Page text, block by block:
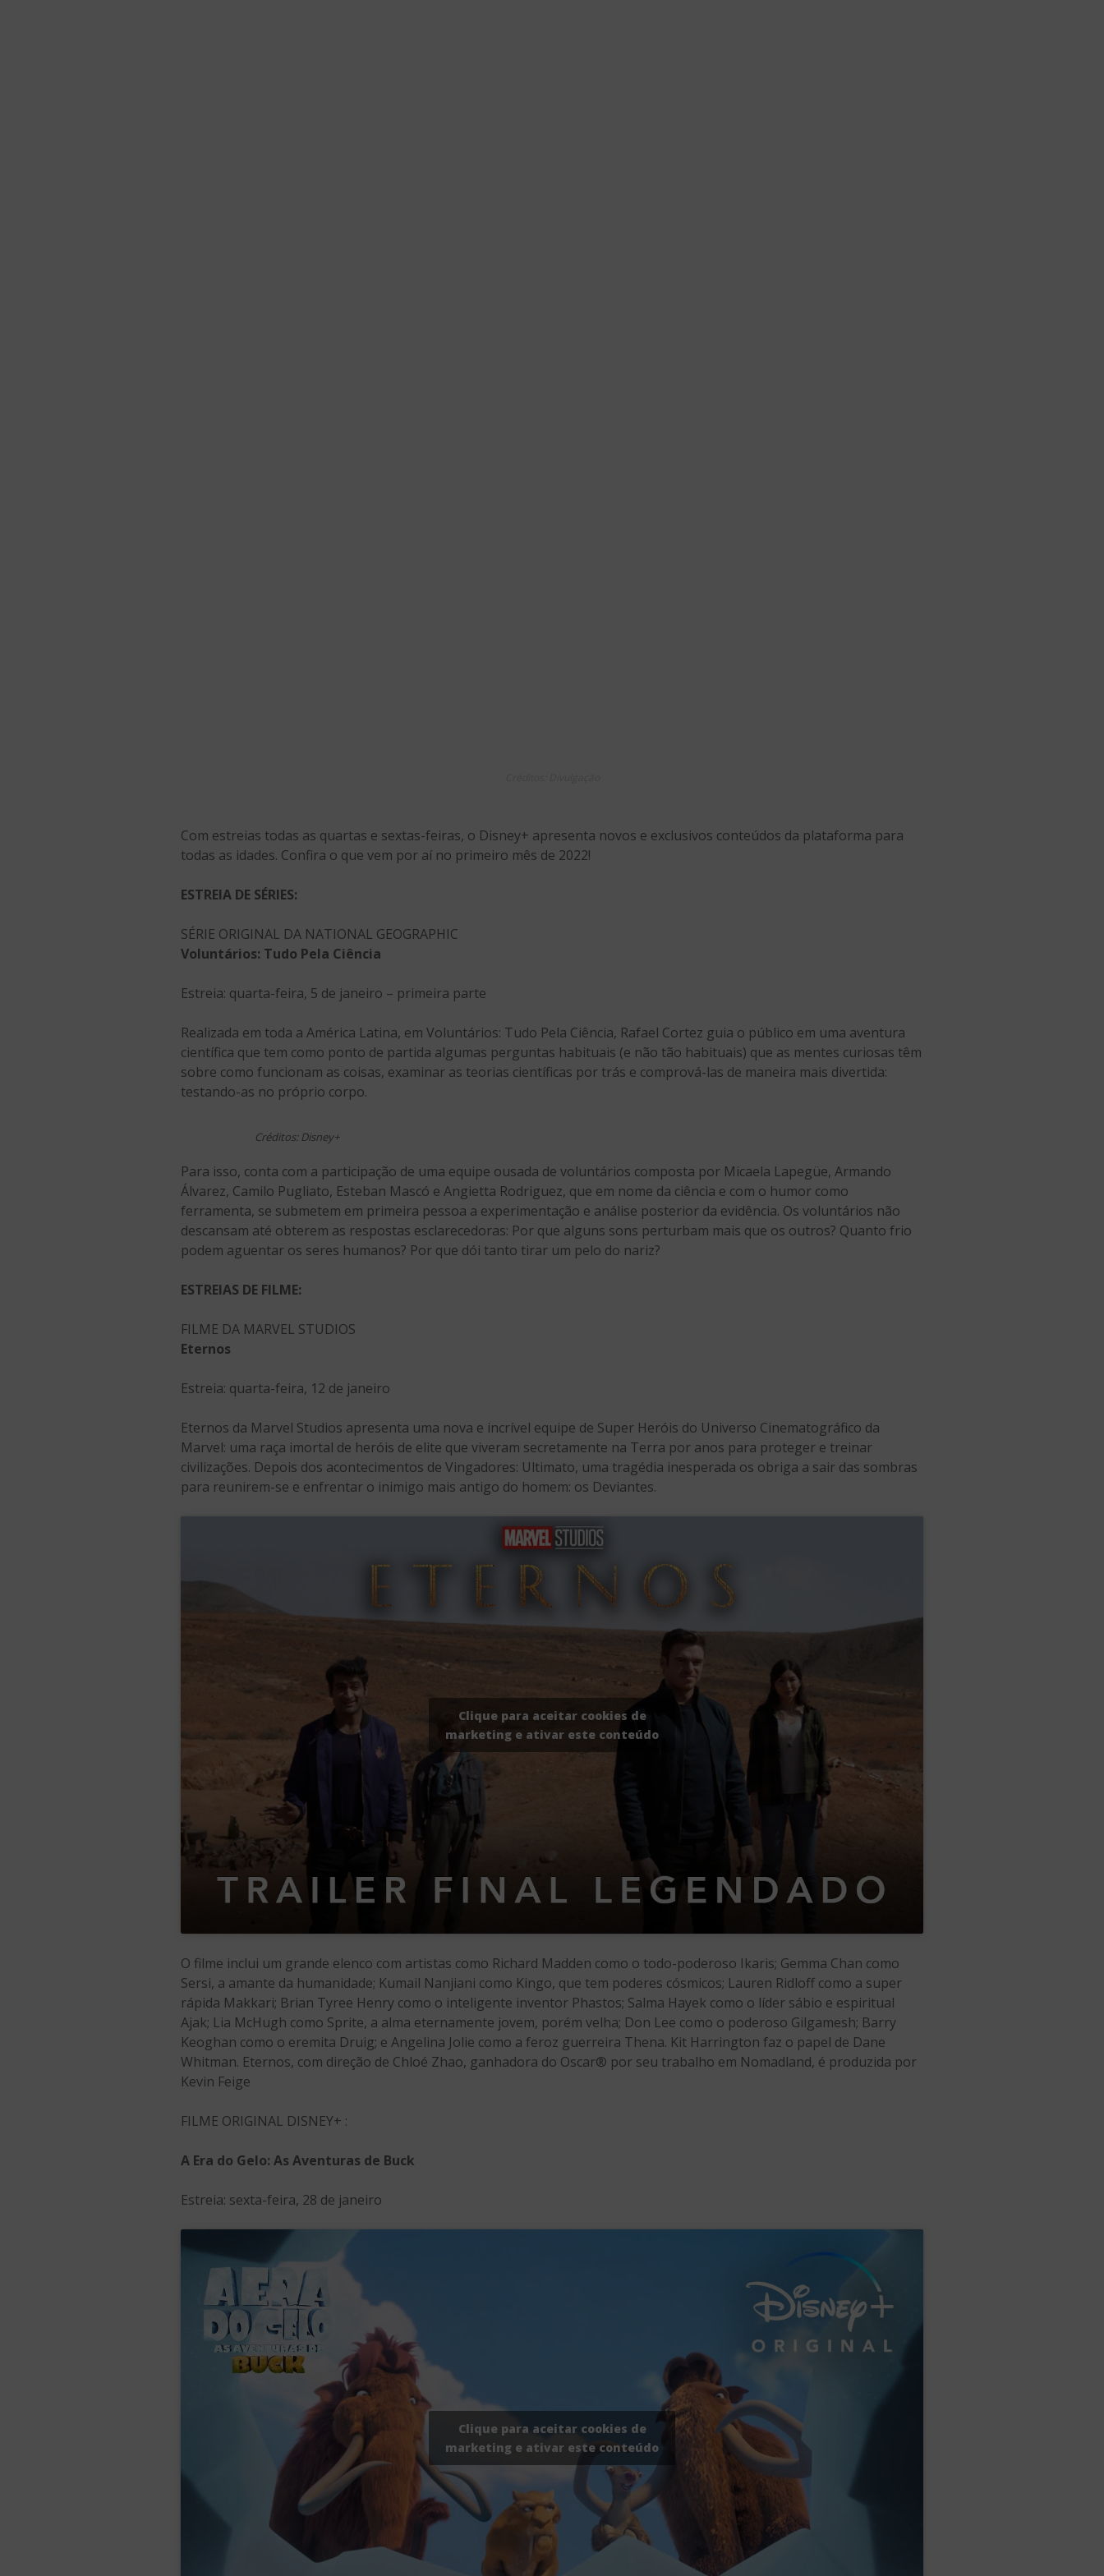
Com estreias todas as quartas e sextas-feiras, o Disney+ apresenta novos e exclusivos conteúdos da plataforma para
todas as idades. Confira o que vem por aí no primeiro mês de 2022!
ESTREIA DE SÉRIES:
SÉRIE ORIGINAL DA NATIONAL GEOGRAPHIC
Voluntários: Tudo Pela Ciência
Estreia: quarta-feira, 5 de janeiro – primeira parte
Realizada em toda a América Latina, em Voluntários: Tudo Pela Ciência, Rafael Cortez guia o público em uma aventura
científica que tem como ponto de partida algumas perguntas habituais (e não tão habituais) que as mentes curiosas têm
sobre como funcionam as coisas, examinar as teorias científicas por trás e comprová-las de maneira mais divertida:
testando-as no próprio corpo.
Créditos: Disney+
Para isso, conta com a participação de uma equipe ousada de voluntários composta por Micaela Lapegüe, Armando
Álvarez, Camilo Pugliato, Esteban Mascó e Angietta Rodriguez, que em nome da ciência e com o humor como
ferramenta, se submetem em primeira pessoa a experimentação e análise posterior da evidência. Os voluntários não
descansam até obterem as respostas esclarecedoras: Por que alguns sons perturbam mais que os outros? Quanto frio
podem aguentar os seres humanos? Por que dói tanto tirar um pelo do nariz?
ESTREIAS DE FILME:
FILME DA MARVEL STUDIOS
Eternos
Estreia: quarta-feira, 12 de janeiro
Eternos da Marvel Studios apresenta uma nova e incrível equipe de Super Heróis do Universo Cinematográfico da
Marvel: uma raça imortal de heróis de elite que viveram secretamente na Terra por anos para proteger e treinar
civilizações. Depois dos acontecimentos de Vingadores: Ultimato, uma tragédia inesperada os obriga a sair das sombras
para reunirem-se e enfrentar o inimigo mais antigo do homem: os Deviantes.
Clique para aceitar cookies de
marketing e ativar este conteúdo
O filme inclui um grande elenco com artistas como Richard Madden como o todo-poderoso Ikaris; Gemma Chan como
Sersi, a amante da humanidade; Kumail Nanjiani como Kingo, que tem poderes cósmicos; Lauren Ridloff como a super
rápida Makkari; Brian Tyree Henry como o inteligente inventor Phastos; Salma Hayek como o líder sábio e espiritual
Ajak; Lia McHugh como Sprite, a alma eternamente jovem, porém velha; Don Lee como o poderoso Gilgamesh; Barry
Keoghan como o eremita Druig; e Angelina Jolie como a feroz guerreira Thena. Kit Harrington faz o papel de Dane
Whitman. Eternos, com direção de Chloé Zhao, ganhadora do Oscar® por seu trabalho em Nomadland, é produzida por
Kevin Feige
FILME ORIGINAL DISNEY+ :
A Era do Gelo: As Aventuras de Buck
Estreia: sexta-feira, 28 de janeiro
Clique para aceitar cookies de
marketing e ativar este conteúdo